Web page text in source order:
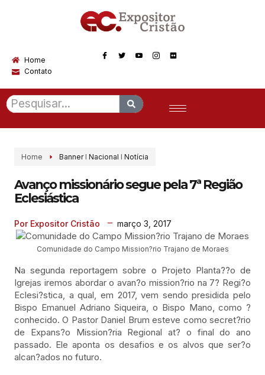
Home
Contato
Home BannerI Nacional I Notícia
Avanço missionário segue pela 7ª Região
Eclesiástica
Por Expositor Cristão março 3, 2017
Comunidade do Campo Mission?rio Trajano de Moraes
Na segunda reportagem sobre o Projeto Planta??o de
Igrejas iremos abordar o avan?o mission?rio na 7? Regi?o
Eclesi?stica, a qual, em 2017, vem sendo presidida pelo
Bispo Emanuel Adriano Siqueira, o Bispo Mano, como ?
conhecido. O Pastor Daniel Brum esteve como secret?rio
de Expans?o Mission?ria Regional at? o final do ano
passado. Ele aponta os desafios e os alvos que ser?o
alcan?ados no futuro.